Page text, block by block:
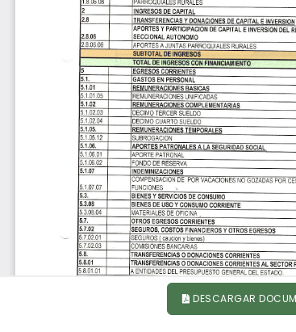
DESCARGAR